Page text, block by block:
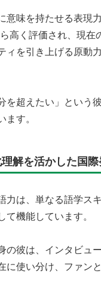
意味を持たせる表現力
高く評価され、現在
ィを引き上げる原動
を超えたい」という
ます。
解を活かした国際
力は、単なる語学ス
て機能しています。
の彼は、インタビュ
に使い分け、ファン